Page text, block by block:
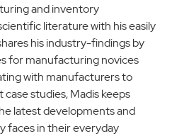
and inventory
literature with his easily
his industry-findings by
for manufacturing novices
with manufacturers to
studies, Madis keeps
latest developments and
faces in their everyday